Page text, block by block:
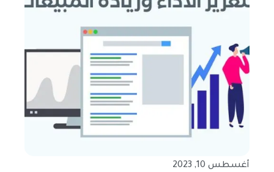
أغسطس 10, 2023